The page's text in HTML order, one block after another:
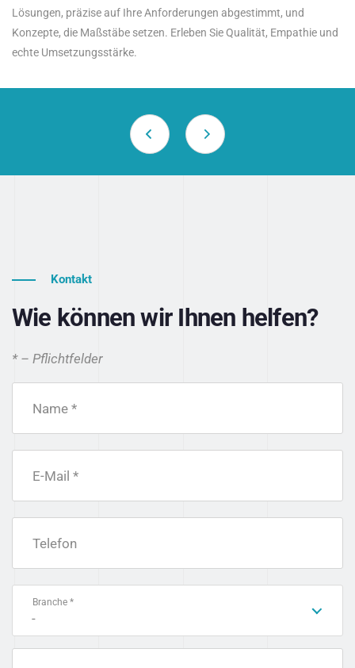
Lösungen, präzise auf Ihre Anforderungen abgestimmt, und
Konzepte, die Maßstäbe setzen. Erleben Sie Qualität, Empathie und
echte Umsetzungsstärke.
Kontakt
Wie können wir Ihnen helfen?
* – Pflichtfelder
Name *
E-Mail *
Telefon
Branche *
-